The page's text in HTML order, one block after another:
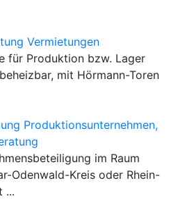
Vermietungen
für Produktion bzw. Lager
mit Hörmann-Toren
Produktionsunternehmen,
im Raum
Odenwald-Kreis oder Rhein-
...